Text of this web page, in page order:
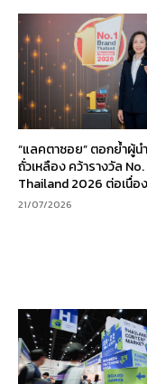
“แลคตาซอย” ตอกย้ำผู้น
ถั่วเหลือง คว้ารางวัล No.
Thailand 2026 ต่อเนื่อง
21/07/2026